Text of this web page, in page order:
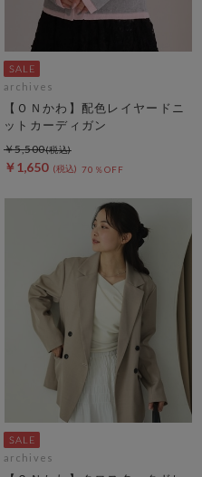
archives
【ＯＮかわ】配色レイヤードニ
ットカーディガン
￥1,650 70％OFF
￥5,500
archives